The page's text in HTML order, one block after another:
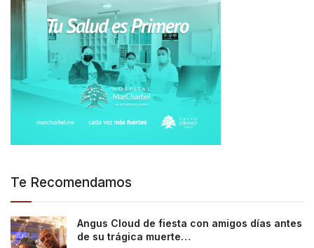
Te Recomendamos
Angus Cloud de fiesta con amigos días antes
de su trágica muerte…